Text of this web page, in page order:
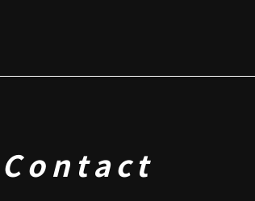
Contact